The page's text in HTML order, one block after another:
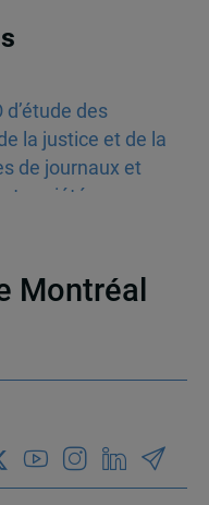
d’étude des
la justice et de la
de journaux et
société
Montréal